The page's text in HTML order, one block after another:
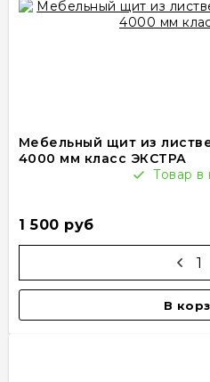
Мебельный щит из
4000 мм класс ЭКСТРА
Товар в
1 500 руб
В